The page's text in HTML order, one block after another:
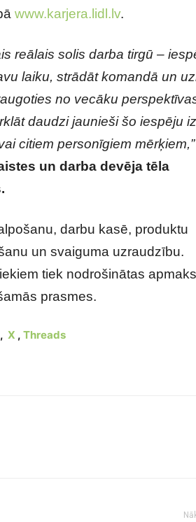
www.karjera.lidl.lv.
reālais solis darba tirgū –
laiku, strādāt komandā un
no vecāku
daudzi jaunieši šo iespēju
citiem personīgiem mērķiem,”
un darba devēja tēla
darbu kasē, produktu
un svaiguma uzraudzību.
tiek nodrošinātas
prasmes.
, X , Threads